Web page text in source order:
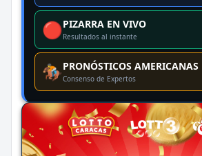
🔴PIZARRA EN VIVO
Resultados al instante
🏇PRONÓSTICOS AMERICANAS
Consenso de Expertos